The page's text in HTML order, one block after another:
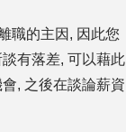
職的主因, 因此您
有落差, 可以藉此
, 之後在談論薪資